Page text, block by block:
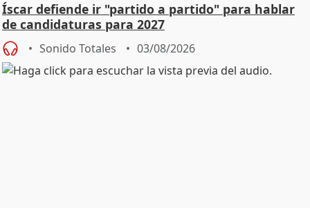
Íscar defiende ir "partido a partido" para hablar
de candidaturas para 2027
Sonido Totales 03/08/2026